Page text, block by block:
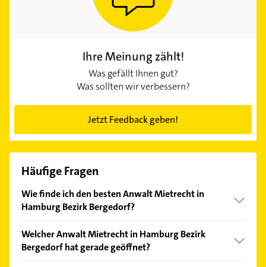
Ihre Meinung zählt!
Was gefällt Ihnen gut?
Was sollten wir verbessern?
Jetzt Feedback geben!
Häufige Fragen
Wie finde ich den besten Anwalt Mietrecht in
Hamburg Bezirk Bergedorf?
Kundenmeinungen und profitieren Sie von den
Empfehlungen. Die Suchergebnisse können Sie sich
Welcher Anwalt Mietrecht in Hamburg Bezirk
Bergedorf hat gerade geöffnet?